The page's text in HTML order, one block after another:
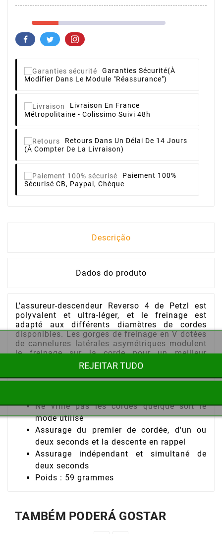
Garanties Sécurité(à
Modifier Dans Le Module "Réassurance")
Livraison En France
Métropolitaine - Colissimo Suivi 48h
Retours Dans Un Délai De 14 Jours
(à Compter De La Livraison)
Paiement 100%
Sécurisé CB, Paypal, Chèque
Descrição
Dados do produto
L'assureur-descendeur Reverso 4 de Petzl est
polyvalent et ultra-léger, et le freinage est
adapté aux différents diamètres de cordes
disponibles. Les gorges de freinage en V dotées
de cannelures latérales asymétriques modulent
le freinage sur la corde pour un meilleur
contrôle. Le mode Reverso permet d'assurer un
ou deux seconds.
Ne vrille pas les cordes quelque soit le
mode utilisé
Assurage du premier de cordée, d'un ou
deux seconds et la descente en rappel
Assurage indépendant et simultané de
deux seconds
Poids : 59 grammes
TAMBÉM PODERÁ GOSTAR
REJEITAR TUDO